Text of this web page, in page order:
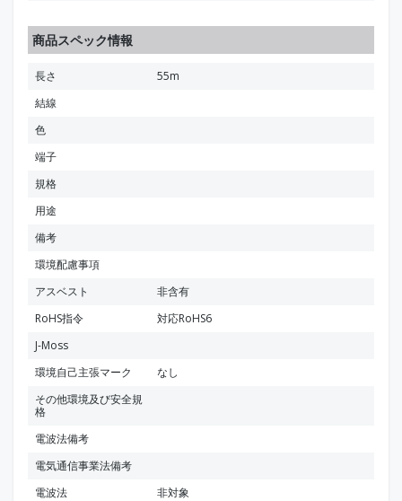
商品スペック情報
長さ
55m
結線
色
端子
規格
用途
備考
環境配慮事項
アスベスト
非含有
RoHS指令
対応RoHS6
J-Moss
環境自己主張マーク
なし
その他環境及び安全規
格
電波法備考
電気通信事業法備考
電波法
非対象